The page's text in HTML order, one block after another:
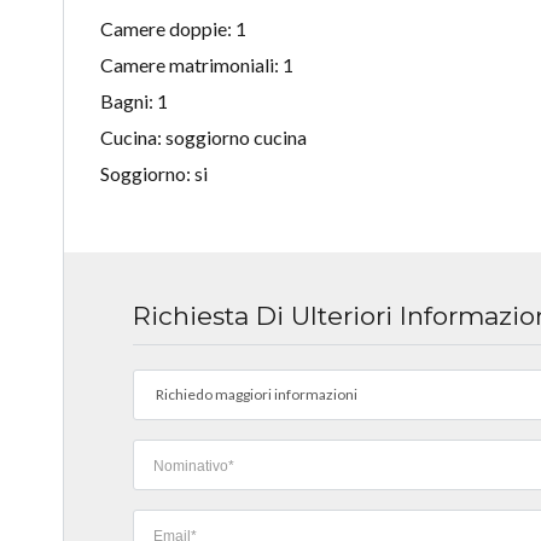
Camere doppie: 1
Camere matrimoniali: 1
Bagni: 1
Cucina: soggiorno cucina
Soggiorno: si
Richiesta Di Ulteriori
Richiedo maggiori informazioni